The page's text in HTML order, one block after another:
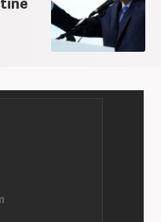
Kariyerime Haber7'de
devam etmekteyim.